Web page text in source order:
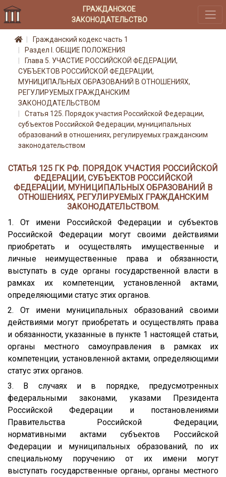
ГРАЖДАНСКОЕ
ЗАКОНОДАТЕЛЬСТВО
Гражданский кодекс часть 1
Раздел I. ОБЩИЕ ПОЛОЖЕНИЯ
Глава 5. УЧАСТИЕ РОССИЙСКОЙ ФЕДЕРАЦИИ,
СУБЪЕКТОВ РОССИЙСКОЙ ФЕДЕРАЦИИ,
МУНИЦИПАЛЬНЫХ ОБРАЗОВАНИЙ В ОТНОШЕНИЯХ,
РЕГУЛИРУЕМЫХ ГРАЖДАНСКИМ
ЗАКОНОДАТЕЛЬСТВОМ
Статья 125. Порядок участия Российской Федерации,
субъектов Российской Федерации, муниципальных
образований в отношениях, регулируемых гражданским
законодательством
СТАТЬЯ 125 ГК РФ. ПОРЯДОК УЧАСТИЯ РОССИЙСКОЙ
ФЕДЕРАЦИИ, СУБЪЕКТОВ РОССИЙСКОЙ
ФЕДЕРАЦИИ, МУНИЦИПАЛЬНЫХ ОБРАЗОВАНИЙ В
ОТНОШЕНИЯХ, РЕГУЛИРУЕМЫХ ГРАЖДАНСКИМ
ЗАКОНОДАТЕЛЬСТВОМ.
1. От имени Российской Федерации и субъектов
Российской Федерации могут своими действиями
приобретать и осуществлять имущественные и
личные неимущественные права и обязанности,
выступать в суде органы государственной власти в
рамках их компетенции, установленной актами,
определяющими статус этих органов.
2. От имени муниципальных образований своими
действиями могут приобретать и осуществлять права
и обязанности, указанные в пункте 1 настоящей статьи,
органы местного самоуправления в рамках их
компетенции, установленной актами, определяющими
статус этих органов.
3. В случаях и в порядке, предусмотренных
федеральными законами, указами Президента
Российской Федерации и постановлениями
Правительства Российской Федерации,
нормативными актами субъектов Российской
Федерации и муниципальных образований, по их
специальному поручению от их имени могут
выступать государственные органы, органы местного